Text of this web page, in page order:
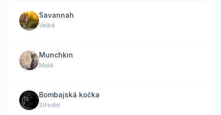
Savannah
Velké
Munchkin
Malé
Bombajská kočka
Střední